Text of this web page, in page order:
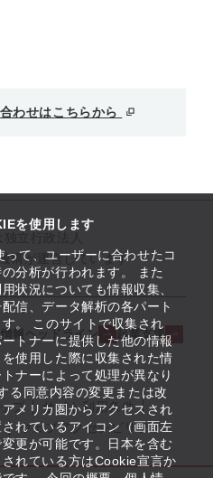
を使用します
て、ユーザーに合わせたコ
分析が行われます。 また
状況についても情報収集、
信、データ解析の各パート
。 このサイトで収集され
トナーに提供した他の情報
使用した際に収集された情
ナーによって処理が異なり
る同意内容の変更または改
メリカ圏からアクセスされ
れているアイコン（画面左
更が可能です。日本を含む
れている方はCookie宣言か
わせはこちらから
構が運営しています
情報ヘッドライン
起業支援
プ
サイト利用条件
ウェブアクセシビリティ